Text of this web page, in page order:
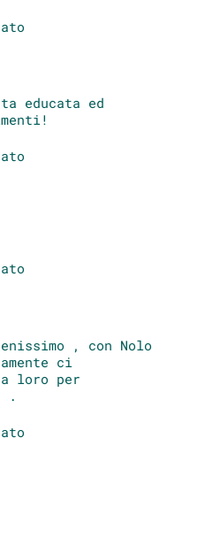
educata ed
, con Nolo
ci
a loro per
.